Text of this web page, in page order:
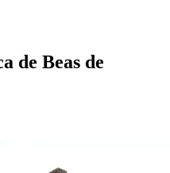
de Beas de